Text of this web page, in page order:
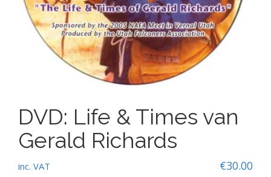
DVD: Life & Times van
Gerald Richards
€30.00
inc. VAT